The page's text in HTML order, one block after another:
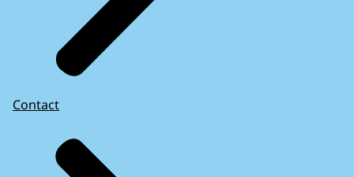
Contact